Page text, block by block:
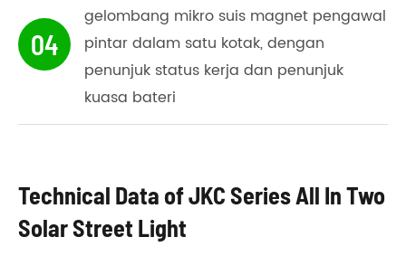
04
gelombang mikro suis magnet pengawal
pintar dalam satu kotak, dengan
penunjuk status kerja dan penunjuk
kuasa bateri
Technical Data of JKC Series All In Two
Solar Street Light